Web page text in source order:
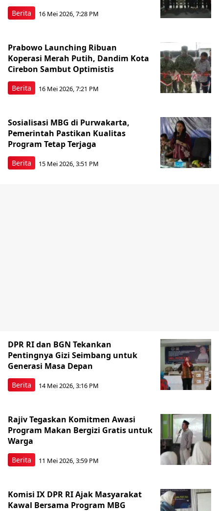
Berita 16 Mei 2026, 7:28 PM
Berita
Prabowo Launching Ribuan
Koperasi Merah Putih, Dandim Kota
Cirebon Sambut Optimistis
16 Mei 2026, 7:21 PM
Berita
Sosialisasi MBG di Purwakarta,
Pemerintah Pastikan Kualitas
Program Tetap Terjaga
15 Mei 2026, 3:51 PM
Berita
DPR RI dan BGN Tekankan
Pentingnya Gizi Seimbang untuk
Generasi Masa Depan
14 Mei 2026, 3:16 PM
Berita
Rajiv Tegaskan Komitmen Awasi
Program Makan Bergizi Gratis untuk
Warga
11 Mei 2026, 3:59 PM
Komisi IX DPR RI Ajak Masyarakat
Kawal Bersama Program MBG